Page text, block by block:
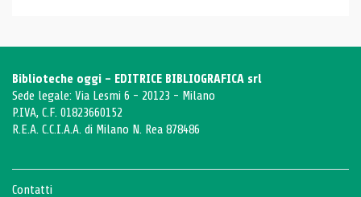
Biblioteche oggi - EDITRICE BIBLIOGRAFICA srl
Sede legale: Via Lesmi 6 - 20123 - Milano
P.IVA, C.F. 01823660152
R.E.A. C.C.I.A.A. di Milano N. Rea 878486
Contatti